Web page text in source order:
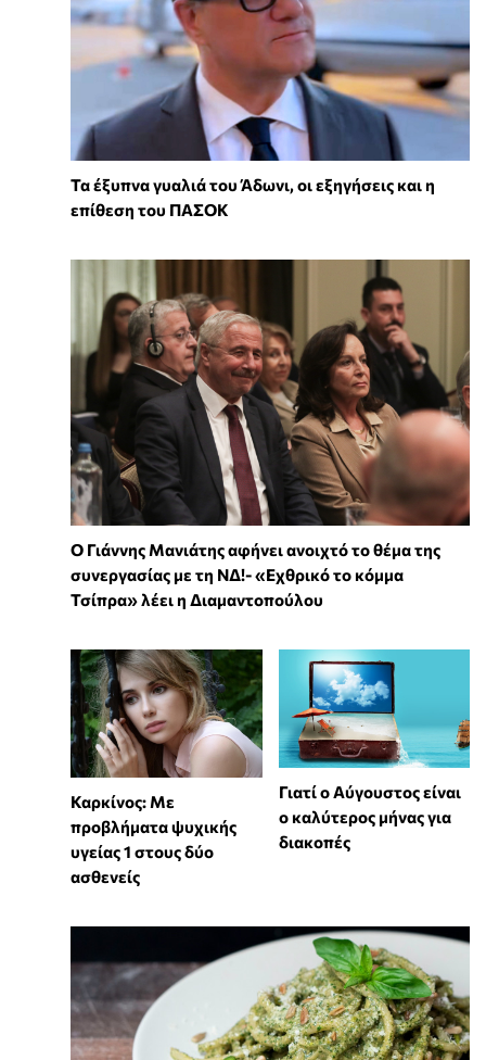
Τα έξυπνα γυαλιά του Άδωνι, οι εξηγήσεις και η
επίθεση του ΠΑΣΟΚ
Ο Γιάννης Μανιάτης αφήνει ανοιχτό το θέμα της
συνεργασίας με τη ΝΔ!- «Εχθρικό το κόμμα
Τσίπρα» λέει η Διαμαντοπούλου
Καρκίνος: Με
προβλήματα ψυχικής
υγείας 1 στους δύο
ασθενείς
Γιατί ο Αύγουστος είναι
ο καλύτερος μήνας για
διακοπές